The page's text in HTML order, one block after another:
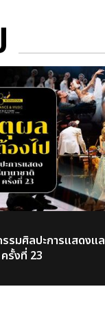
รมศิลปะการแสดงแ
รั้งที่ 23